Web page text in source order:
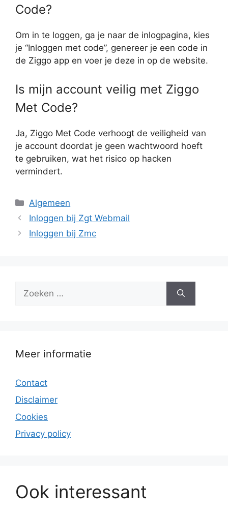
Code?
Om in te loggen, ga je naar de inlogpagina, kies
je “Inloggen met code”, genereer je een code in
de Ziggo app en voer je deze in op de website.
Is mijn account veilig met Ziggo
Met Code?
Ja, Ziggo Met Code verhoogt de veiligheid van
je account doordat je geen wachtwoord hoeft
te gebruiken, wat het risico op hacken
vermindert.
Categorieën
Algemeen
Inloggen bij Zgt Webmail
Inloggen bij Zmc
naar:
Meer informatie
Contact
Disclaimer
Cookies
Privacy policy
Ook interessant